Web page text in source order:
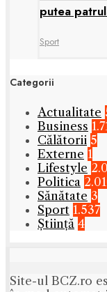
putea
Sport
Categorii
Actualitate
Business
Călătorii 5
Externe 1
Lifestyle
Politica
Sănătate 3
Sport 1.537
Știință 4
Site-ul BCZ.ro